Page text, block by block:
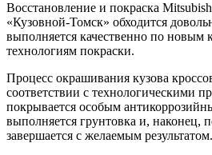
Восстановление и покраска
«Кузовной-Томск» обходится
выполняется качественно по новым
технологиям покраски.
Процесс окрашивания кузова
соответствии с технологическими
покрывается особым
выполняется грунтовка и, наконец,
завершается с желаемым результатом.